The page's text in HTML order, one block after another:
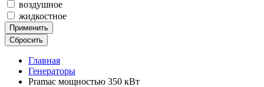
воздушное
жидкостное
Применить
Сбросить
Главная
Генераторы
Pramac мощностью 350 кВт